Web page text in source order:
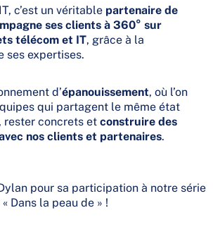
c’est un véritable partenaire de
ses clients à 360° sur
télécom et IT, grâce à la
ses expertises.
d’épanouissement, où l’on
qui partagent le même état
rester concrets et construire des
nos clients et partenaires.
pour sa participation à notre série
« Dans la peau de » !